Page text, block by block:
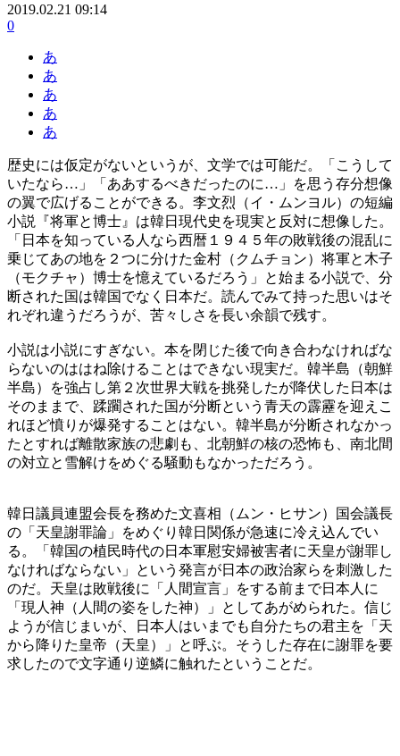
2019.02.21 09:14
0
あ
あ
あ
あ
あ
歴史には仮定がないというが、文学では可能だ。「こうして
いたなら…」「ああするべきだったのに…」を思う存分想像
の翼で広げることができる。李文烈（イ・ムンヨル）の短編
小説『将軍と博士』は韓日現代史を現実と反対に想像した。
「日本を知っている人なら西暦１９４５年の敗戦後の混乱に
乗じてあの地を２つに分けた金村（クムチョン）将軍と木子
（モクチャ）博士を憶えているだろう」と始まる小説で、分
断された国は韓国でなく日本だ。読んでみて持った思いはそ
れぞれ違うだろうが、苦々しさを長い余韻で残す。
小説は小説にすぎない。本を閉じた後で向き合わなければな
らないのははね除けることはできない現実だ。韓半島（朝鮮
半島）を強占し第２次世界大戦を挑発したが降伏した日本は
そのままで、蹂躙された国が分断という青天の霹靂を迎えこ
れほど憤りが爆発することはない。韓半島が分断されなかっ
たとすれば離散家族の悲劇も、北朝鮮の核の恐怖も、南北間
の対立と雪解けをめぐる騒動もなかっただろう。
韓日議員連盟会長を務めた文喜相（ムン・ヒサン）国会議長
の「天皇謝罪論」をめぐり韓日関係が急速に冷え込んでい
る。「韓国の植民時代の日本軍慰安婦被害者に天皇が謝罪し
なければならない」という発言が日本の政治家らを刺激した
のだ。天皇は敗戦後に「人間宣言」をする前まで日本人に
「現人神（人間の姿をした神）」としてあがめられた。信じ
ようが信じまいが、日本人はいまでも自分たちの君主を「天
から降りた皇帝（天皇）」と呼ぶ。そうした存在に謝罪を要
求したので文字通り逆鱗に触れたということだ。